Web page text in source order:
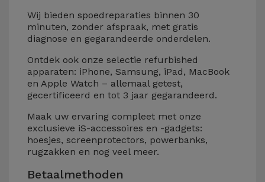
Wij bieden spoedreparaties binnen 30
minuten, zonder afspraak, met gratis
diagnose en gegarandeerde onderdelen.
Ontdek ook onze selectie refurbished
apparaten: iPhone, Samsung, iPad, MacBook
en Apple Watch – allemaal getest,
gecertificeerd en tot 3 jaar gegarandeerd.
Maak uw ervaring compleet met onze
exclusieve iS-accessoires en -gadgets:
hoesjes, screenprotectors, powerbanks,
rugzakken en nog veel meer.
Betaalmethoden